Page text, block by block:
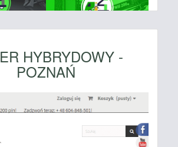
HYBRYDOWY -
POZNAŃ